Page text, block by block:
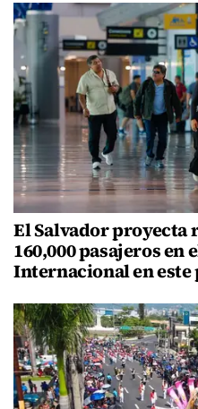
El Salvador
160,000 pasajeros en
Internacional en